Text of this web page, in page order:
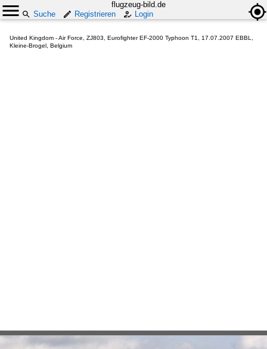
flugzeug-bild.de
Suche
Registrieren Login
United Kingdom - Air Force, ZJ803, Eurofighter EF-2000 Typhoon T1, 17.07.2007 EBBL,
Kleine-Brogel, Belgium